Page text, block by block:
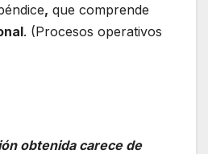
, que comprende
. (Procesos operativos
obtenida carece de